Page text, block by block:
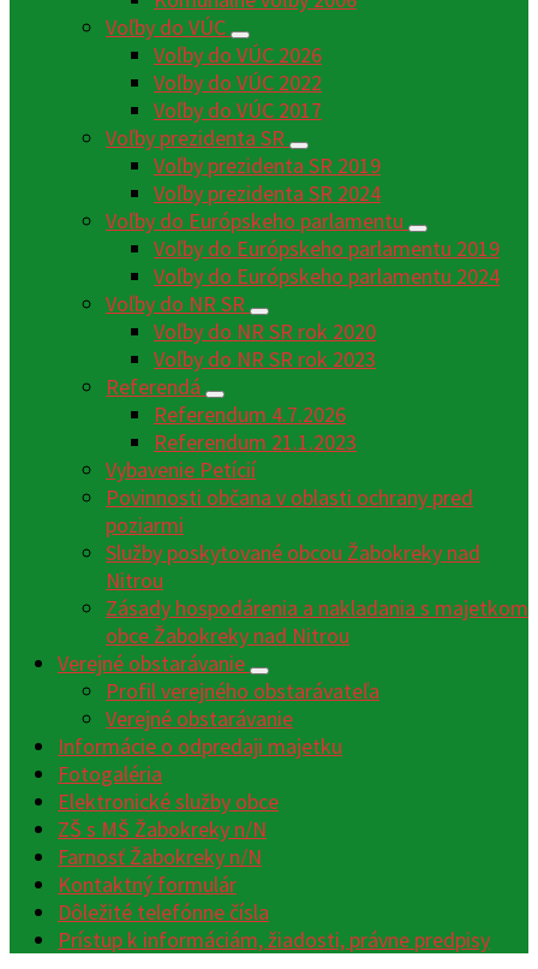
Voľby do VÚC
Voľby do VÚC 2026
Voľby do VÚC 2022
Voľby do VÚC 2017
Voľby prezidenta SR
Voľby prezidenta SR 2019
Voľby prezidenta SR 2024
Voľby do Európskeho parlamentu
Voľby do Európskeho parlamentu 2019
Voľby do Európskeho parlamentu 2024
Voľby do NR SR
Voľby do NR SR rok 2020
Voľby do NR SR rok 2023
Referendá
Referendum 4.7.2026
Referendum 21.1.2023
Vybavenie Petícií
Povinnosti občana v oblasti ochrany pred
poziarmi
Služby poskytované obcou Žabokreky nad
Nitrou
Zásady hospodárenia a nakladania s majetkom
obce Žabokreky nad Nitrou
Verejné obstarávanie
Profil verejného obstarávateľa
Verejné obstarávanie
Informácie o odpredaji majetku
Fotogaléria
Elektronické služby obce
ZŠ s MŠ Žabokreky n/N
Farnosť Žabokreky n/N
Kontaktný formulár
Dôležité telefónne čísla
Prístup k informáciám, žiadosti, právne predpisy